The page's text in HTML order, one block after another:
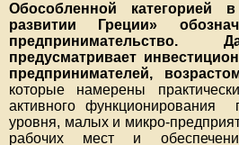
Обособленной
развитии Греции»
предпринимательство.
предусматривает
предпринимателей,
которые намерены
активного функционирования
уровня, малых и микро-
рабочих мест и